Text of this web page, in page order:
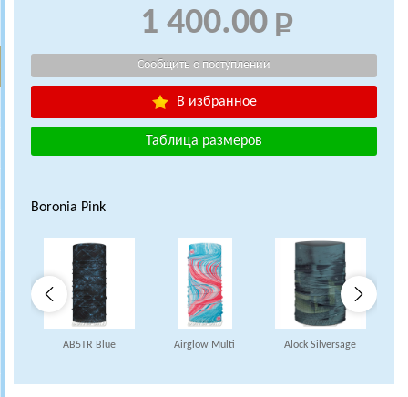
1 400.00
В избранное
Таблица размеров
Boronia Pink
AB5TR Blue Airglow Multi Alock Silversage